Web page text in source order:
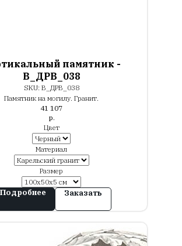
памятник -
В_ДРВ_038
SKU: В_ДРВ_038
Памятник на могилу. Гранит.
41 107
р.
Цвет
Материал
Размер
Подробнее Заказать